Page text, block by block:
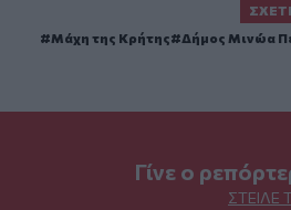
Μάχη της Κρήτης
Δήμος Μινώα
Γίνε ο
ΣΤΕΊΛΕ